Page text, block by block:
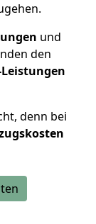
und
den
denn bei